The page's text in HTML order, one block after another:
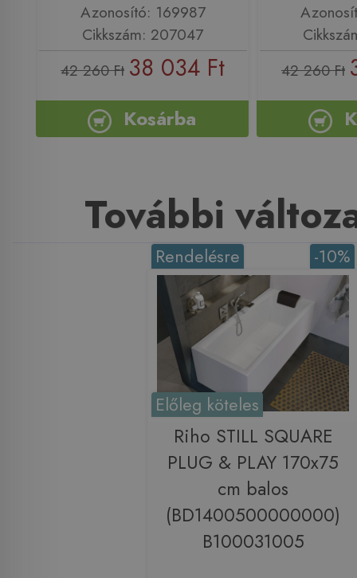
Azonosító: 169987
Cikkszám: 207047
42 260 Ft 38 034 Ft
Kosárba
42 260 Ft
További
-10%
Rendelésre
Előleg köteles
Riho STILL SQUARE
PLUG & PLAY 170x75
cm balos
(BD1400500000000)
B100031005